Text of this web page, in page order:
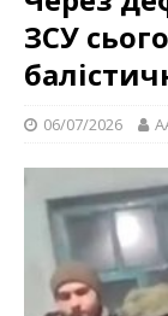
ЗСУ
06/07/2026